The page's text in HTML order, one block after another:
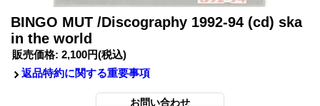
BINGO MUT /Discography 1992-94 (cd) ska
in the world
販売価格: 2,100円(税込)
返品特約に関する重要事項